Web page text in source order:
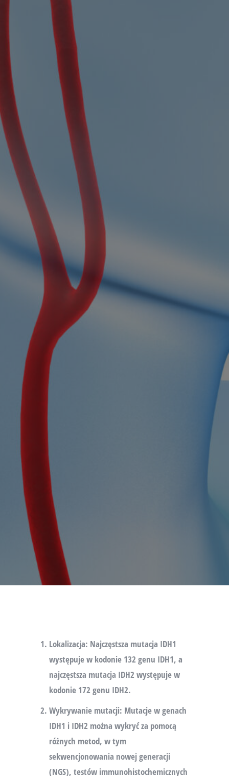
Lokalizacja: Najczęstsza mutacja IDH1
występuje w kodonie 132 genu IDH1, a
najczęstsza mutacja IDH2 występuje w
kodonie 172 genu IDH2.
Wykrywanie mutacji: Mutacje w genach
IDH1 i IDH2 można wykryć za pomocą
różnych metod, w tym
sekwencjonowania nowej generacji
(NGS), testów immunohistochemicznych